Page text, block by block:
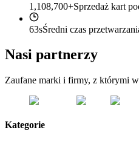
1,108,700+Sprzedaż kart
63sŚredni czas
Nasi partnerzy
Zaufane marki i firmy, z którymi
Kategorie